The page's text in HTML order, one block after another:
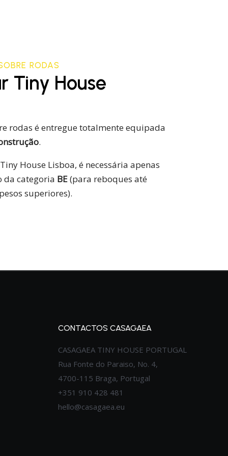
RODAS
Tiny House
rodas é entregue totalmente equipada
.
House Lisboa, é necessária apenas
da categoria BE(para reboques até
superiores).
CONTACTOS CASAGAEA
CASAGAEA TINY HOUSE PORTUGAL
Rua Fonte do Paraiso, No. 4,
4700-115 Braga, Portugal
+351 910 428 481
hello@casagaea.eu